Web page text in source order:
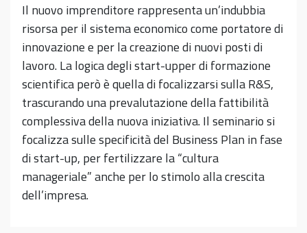
Il nuovo imprenditore rappresenta un’indubbia
risorsa per il sistema economico come portatore di
innovazione e per la creazione di nuovi posti di
lavoro. La logica degli start-upper di formazione
scientifica però è quella di focalizzarsi sulla R&S,
trascurando una prevalutazione della fattibilità
complessiva della nuova iniziativa. Il seminario si
focalizza sulle specificità del Business Plan in fase
di start-up, per fertilizzare la “cultura
manageriale” anche per lo stimolo alla crescita
dell’impresa.